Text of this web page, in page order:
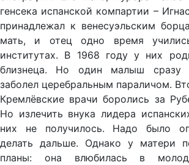
генсека испанской компартии –
принадлежал к венесуэльским
мать, и отец одно время
институтах. В 1968 году у них
близнеца. Но один малыш сразу
заболел церебральным параличом.
Кремлёвские врачи боролись за
Но излечить внука лидера
них не получилось. Надо было
делать дальше. Однако у матери
планы: она влюбилась в